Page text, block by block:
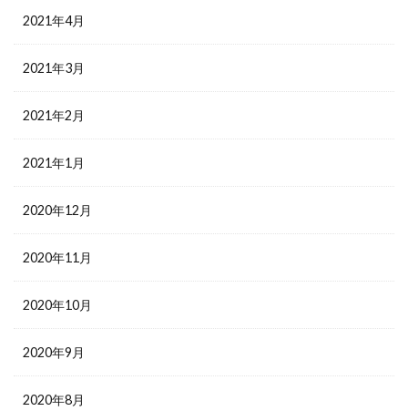
2021年4月
2021年3月
2021年2月
2021年1月
2020年12月
2020年11月
2020年10月
2020年9月
2020年8月